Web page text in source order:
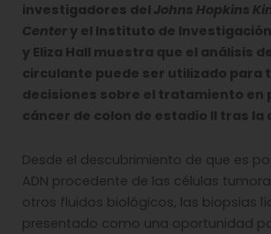
investigadores del Johns Hopkins
Center y el Instituto de
y Eliza Hall muestra que el análisis
circulante puede ser utilizado para
decisiones sobre el tratamiento en
cáncer de colon de estadio II tras la
Desde el descubrimiento de que es
ADN procedente de las células
otros fluidos biológicos, las biopsias
presentado como una oportunidad